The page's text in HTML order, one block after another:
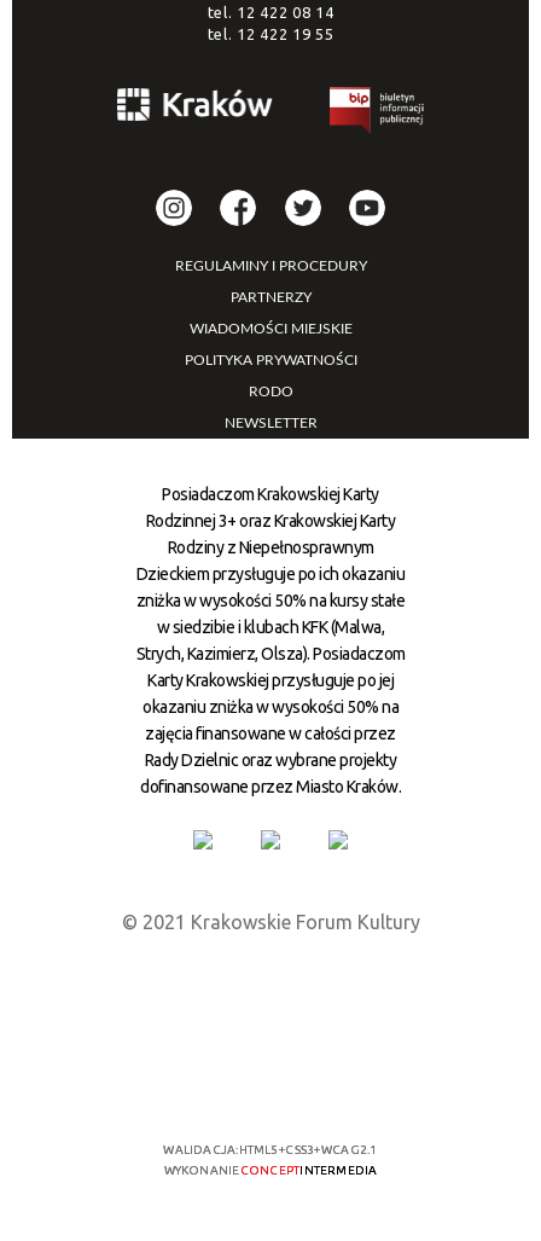
tel. 12 422 08 14
tel. 12 422 19 55
REGULAMINY I PROCEDURY
PARTNERZY
WIADOMOŚCI MIEJSKIE
POLITYKA PRYWATNOŚCI
RODO
NEWSLETTER
Posiadaczom Krakowskiej Karty
Rodzinnej 3+ oraz Krakowskiej Karty
Rodziny z Niepełnosprawnym
Dzieckiem przysługuje po ich okazaniu
zniżka w wysokości 50% na kursy stałe
w siedzibie i klubach KFK (Malwa,
Strych, Kazimierz, Olsza). Posiadaczom
Karty Krakowskiej przysługuje po jej
okazaniu zniżka w wysokości 50% na
zajęcia finansowane w całości przez
Rady Dzielnic oraz wybrane projekty
dofinansowane przez Miasto Kraków.
© 2021 Krakowskie Forum Kultury
WALIDACJA:HTML5+CSS3+WCAG 2.1
WYKONANIECONCEPTINTERMEDIA